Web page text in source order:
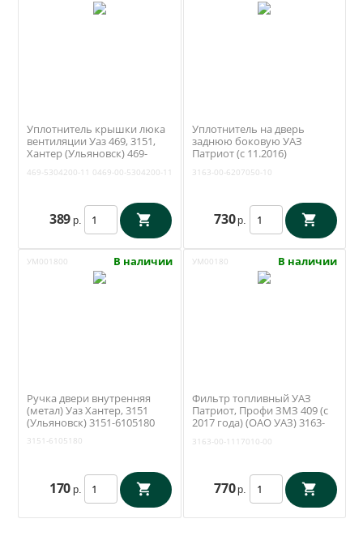
Уплотнитель крышки люка
вентиляции Уаз 469, 3151,
Хантер (Ульяновск) 469-
469-5304200-11 0469-00-5304200-11
389 р.
Уплотнитель на дверь
заднюю боковую УАЗ
Патриот (с 11.2016)
Екатеринбург) 3163-00-
3163-00-6207050-10
730 р.
УМ001800 В наличии
Ручка двери внутренняя
(метал) Уаз Хантер, 3151
(Ульяновск) 3151-6105180
3151-6105180
170 р.
УМ00180 В наличии
Фильтр топливный УАЗ
Патриот, Профи ЗМЗ 409 (с
2017 года) (ОАО УАЗ) 3163-
3163-00-1117010-00
770 р.